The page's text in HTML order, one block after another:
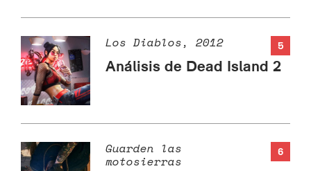
5
Los Diablos, 2012
Análisis de Dead Island 2
6
Guarden las
motosierras